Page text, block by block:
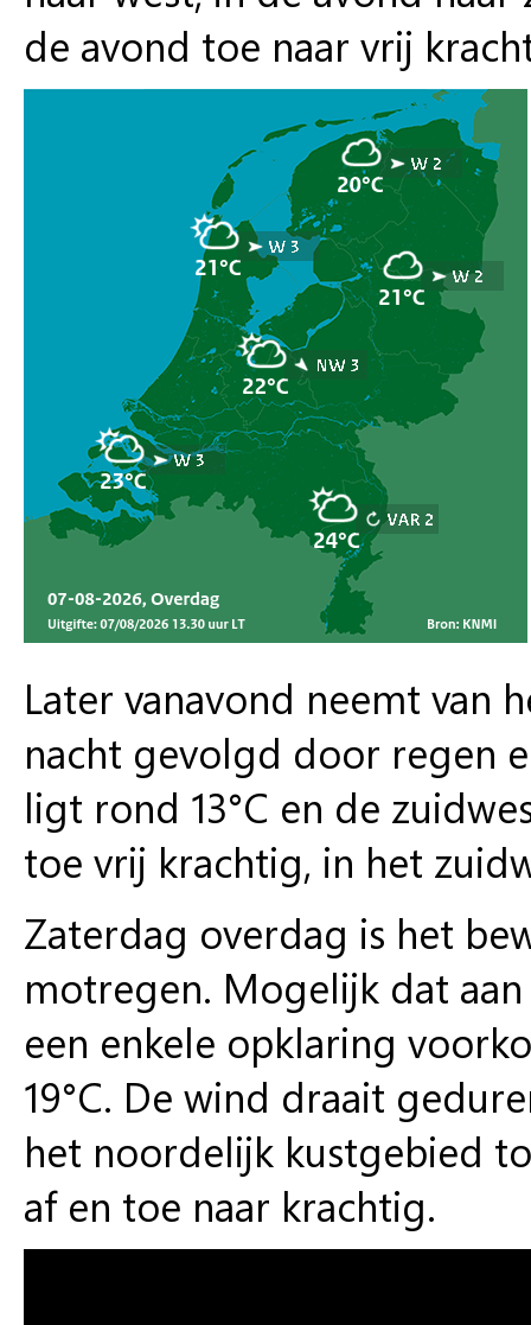
de avond toe naar vrij
Later vanavond neemt van
nacht gevolgd door regen
ligt rond 13°C en de
toe vrij krachtig, in het
Zaterdag overdag is het
motregen. Mogelijk dat
een enkele opklaring
19°C. De wind draait
het noordelijk kustgebied
af en toe naar krachtig.